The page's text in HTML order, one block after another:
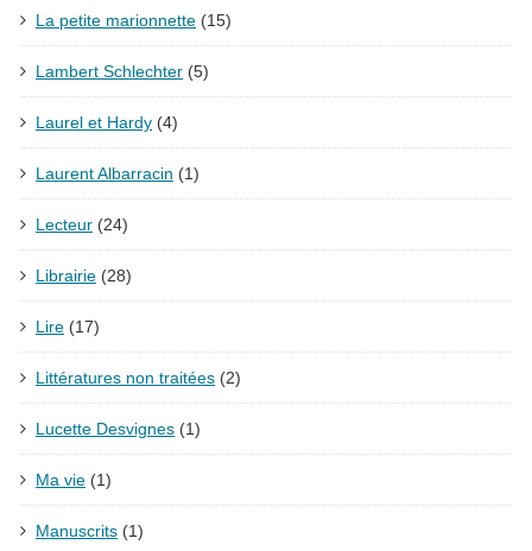
La petite marionnette (15)
Lambert Schlechter (5)
Laurel et Hardy (4)
Laurent Albarracin (1)
Lecteur (24)
Librairie (28)
Lire (17)
Littératures non traitées (2)
Lucette Desvignes (1)
Ma vie (1)
Manuscrits (1)